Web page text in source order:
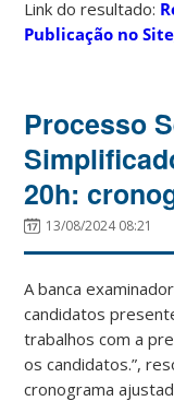
Link do resultado:
Publicação no
Processo
20h:
13/08/2024 08:21
A banca
candidatos
trabalhos com a
os candidatos.”,
cronograma